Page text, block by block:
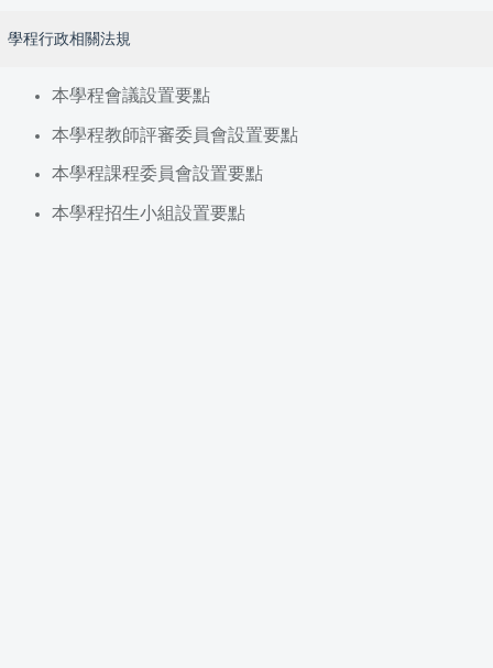
學程行政相關法規
本學程會議設置要點
本學程教師評審委員會設置要點
本學程課程委員會設置要點
本學程招生小組設置要點